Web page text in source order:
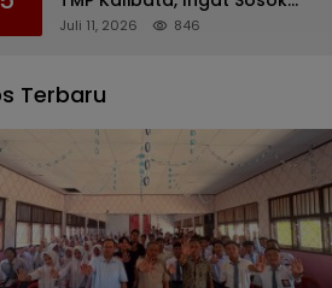
Rachmat Gobel
Juli 11, 2026 846
Terbaru